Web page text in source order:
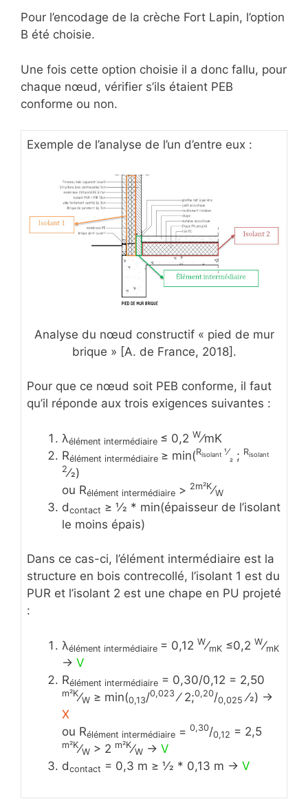
Pour l’encodage de la crèche Fort Lapin, l’option
B été choisie.
Une fois cette option choisie il a donc fallu, pour
chaque nœud, vérifier s’ils étaient PEB
conforme ou non.
Exemple de l’analyse de l’un d’entre eux :
Analyse du nœud constructif « pied de mur
brique » [A. de France, 2018].
Pour que ce nœud soit PEB conforme, il faut
qu’il réponde aux trois exigences suivantes :
λélément intermédiaire ≤ 0,2 W⁄mK
Rélément intermédiaire ≥ min⁡(Risolant 1⁄
2 ; Risolant
2⁄2)
ou Rélément intermédiaire > 2m²K⁄W
dcontact ≥ 1⁄2 * min⁡(épaisseur de l’isolant
le moins épais)
Dans ce cas-ci, l’élément intermédiaire est la
structure en bois contrecollé, l’isolant 1 est du
PUR et l’isolant 2 est une chape en PU projeté
:
λélément intermédiaire = 0,12 W⁄mK ≤0,2 W⁄mK
-> V
Rélément intermédiaire = 0,30/0,12 = 2,50
m²K⁄W ≥ min⁡(0,13/0,023 ⁄ 2;0,20/0,025 ⁄2) ->
X
ou Rélément intermédiaire = 0,30/0,12 = 2,5
m²K⁄W > 2 m²K⁄W -> V
dcontact = 0,3 m ≥ 1⁄2 * 0,13 m -> V